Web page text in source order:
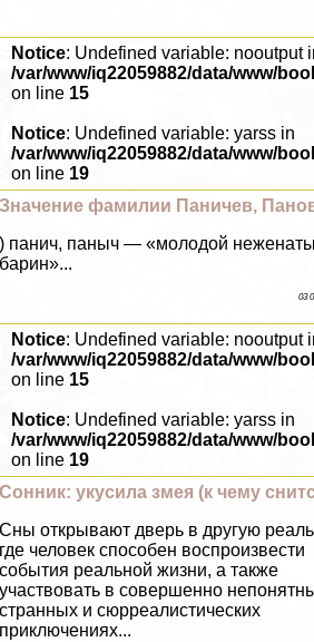
Notice: Undefined variable: nooutput
/var/www/iq22059882/data/www/
on line 15
Notice: Undefined variable: yarss in
/var/www/iq22059882/data/www/
on line 19
Значение фамилии Паничев,
) панич, паныч — «молодой
барин»...
03
Notice: Undefined variable: nooutput
/var/www/iq22059882/data/www/
on line 15
Notice: Undefined variable: yarss in
/var/www/iq22059882/data/www/
on line 19
Сонник: укусила змея (к чему
Сны открывают дверь в другую
где человек способен воспроизвести
события реальной жизни, а также
участвовать в совершенно
странных и сюрреалистических
приключениях...